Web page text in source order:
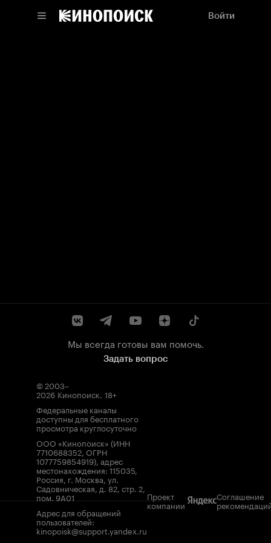
Войти
Мы всегда готовы вам помочь.
Задать вопрос
© 2003–
2026 Кинопоиск. 18+
Федеральные каналы
доступны для бесплатного
просмотра круглосуточно
ООО «Кинопоиск» (ИНН
7710688352, ОГРН
1077759854919), адрес
местонахождения: 115035,
Россия, г. Москва, ул.
Садовническая, д. 82, стр. 2,
пом. 9А01
Адрес для обращений
пользователей:
kinopoisk@support.yandex.ru
Проект
компании
Соглашение